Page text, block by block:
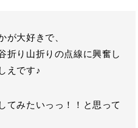
が大好きで、
折り山折りの点線に興奮し
えです♪
てみたいっっ！！と思って